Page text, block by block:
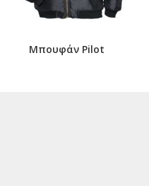
Μπουφάν Pilot